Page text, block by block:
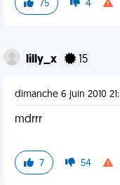
75 4
lilly_x 15
dimanche 6 juin 2010
mdrrr
7 54